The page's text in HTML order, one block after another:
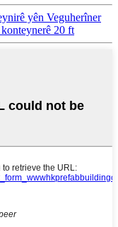
yên Veguherîner
20 ft